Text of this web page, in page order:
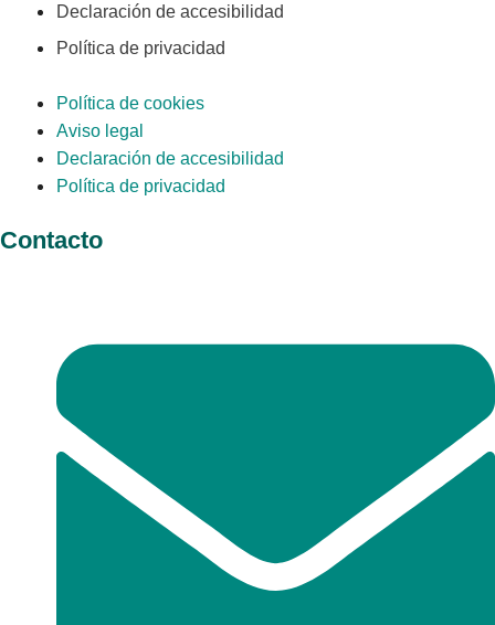
Declaración de accesibilidad
Política de privacidad
Política de cookies
Aviso legal
Declaración de accesibilidad
Política de privacidad
Contacto